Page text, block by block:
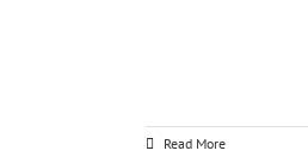
Read More